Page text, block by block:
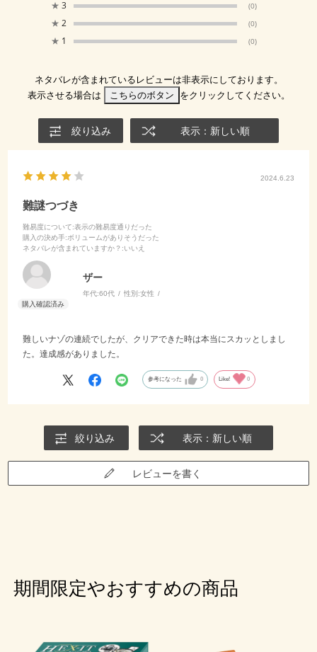
★ 3 (0)
★ 2 (0)
★ 1 (0)
ネタバレが含まれているレビューは非表示にしております。
表示させる場合は
こちらのボタン をクリックしてください。
絞り込み 表示：新しい順
2024.6.23
難謎つづき
難易度について:表示の難易度通りだった
購入の決め手:ボリュームがありそうだった
ネタバレが含まれていますか？ :いいえ
ザー
年代:60代 性別:女性
難しいナゾの連続でしたが、クリアできた時は本当にスカッとしまし
た。達成感がありました。
参考になった 0 Like! 0
絞り込み 表示：新しい順
レビューを書く
期間限定やおすすめの商品